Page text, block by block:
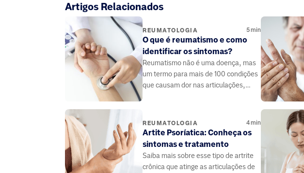
Artigos Relacionados
REUMATOLOGIA 5min
O que é reumatismo e como
identificar os sintomas?
Reumatismo não é uma doença, mas
um termo para mais de 100 condições
que causam dor nas articulações,
REUMATOLOGIA 4min
Artite Psoríatica: Conheça os
sintomas e tratamento
Saiba mais sobre esse tipo de artrite
crônica que atinge as articulações de